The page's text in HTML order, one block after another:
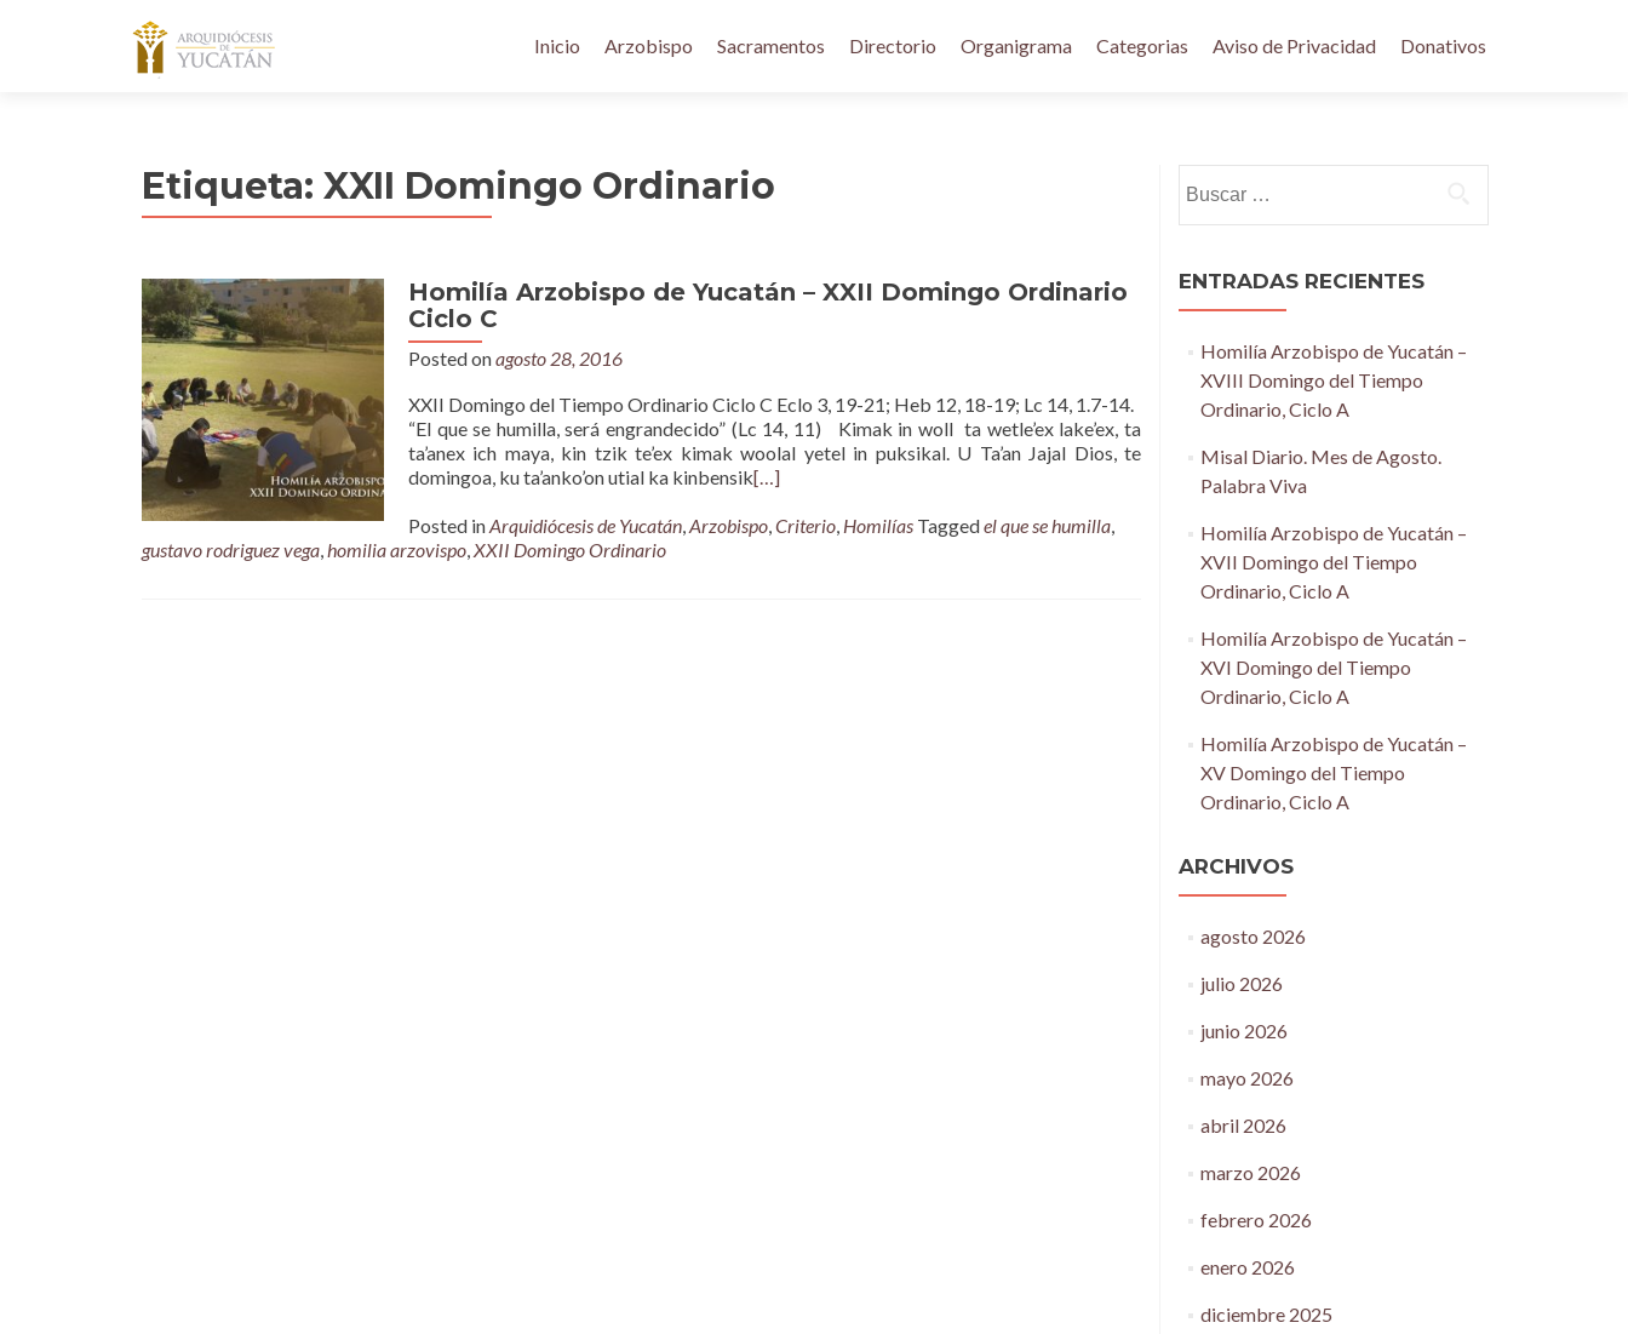
Inicio Arzobispo Sacramentos Directorio Organigrama Categorias Aviso de Privacidad Donativos
Etiqueta: XXII Domingo Ordinario
Homilía Arzobispo de Yucatán – XXII Domingo Ordinario
Ciclo C
Posted onagosto 28, 2016
XXII Domingo del Tiempo Ordinario Ciclo C Eclo 3, 19-21; Heb 12, 18-19; Lc 14, 1.7-14.
“El que se humilla, será engrandecido” (Lc 14, 11) Kimak in woll ta wetle’ex lake’ex, ta
ta’anex ich maya, kin tzik te’ex kimak woolal yetel in puksikal. U Ta’an Jajal Dios, te
domingoa, ku ta’anko’on utial ka kinbensik[…]
Posted inArquidiócesis de Yucatán,Arzobispo,Criterio, Homilías Taggedel que se humilla,
gustavo rodriguez vega,homilia arzovispo,XXII Domingo Ordinario
ENTRADAS RECIENTES
Homilía Arzobispo de Yucatán –
XVIII Domingo del Tiempo
Ordinario, Ciclo A
Misal Diario. Mes de Agosto.
Palabra Viva
Homilía Arzobispo de Yucatán –
XVII Domingo del Tiempo
Ordinario, Ciclo A
Homilía Arzobispo de Yucatán –
XVI Domingo del Tiempo
Ordinario, Ciclo A
Homilía Arzobispo de Yucatán –
XV Domingo del Tiempo
Ordinario, Ciclo A
ARCHIVOS
agosto 2026
julio 2026
junio 2026
mayo 2026
abril 2026
marzo 2026
febrero 2026
enero 2026
diciembre 2025